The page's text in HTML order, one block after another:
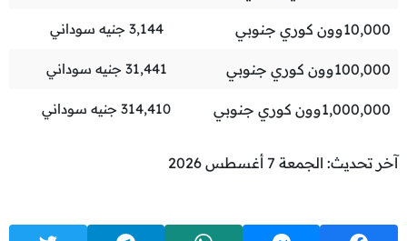
10,000وون كوري جنوبي 3,144 جنيه سوداني
100,000وون كوري جنوبي 31,441 جنيه سوداني
1,000,000وون كوري جنوبي 314,410 جنيه سوداني
آخر تحديث: الجمعة 7 أغسطس 2026